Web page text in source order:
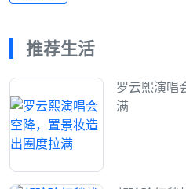
推荐生活
罗云熙演唱
满